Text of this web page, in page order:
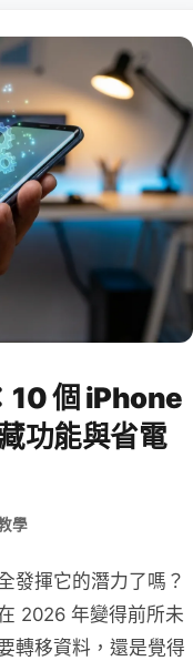
10 個 iPhone
功能與省電
學
發揮它的潛力了嗎？
2026 年變得前所未
轉移資料，還是覺得